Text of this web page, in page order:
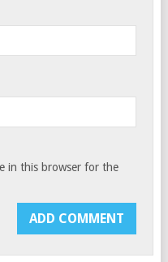
in this browser for the